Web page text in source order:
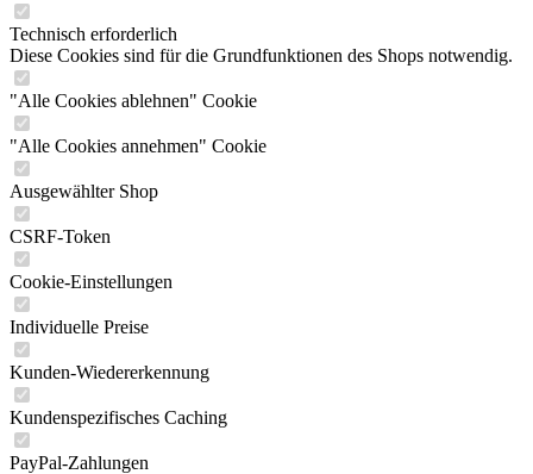
Technisch erforderlich
Diese Cookies sind für die Grundfunktionen des Shops notwendig.
"Alle Cookies ablehnen" Cookie
"Alle Cookies annehmen" Cookie
Ausgewählter Shop
CSRF-Token
Cookie-Einstellungen
Individuelle Preise
Kunden-Wiedererkennung
Kundenspezifisches Caching
PayPal-Zahlungen